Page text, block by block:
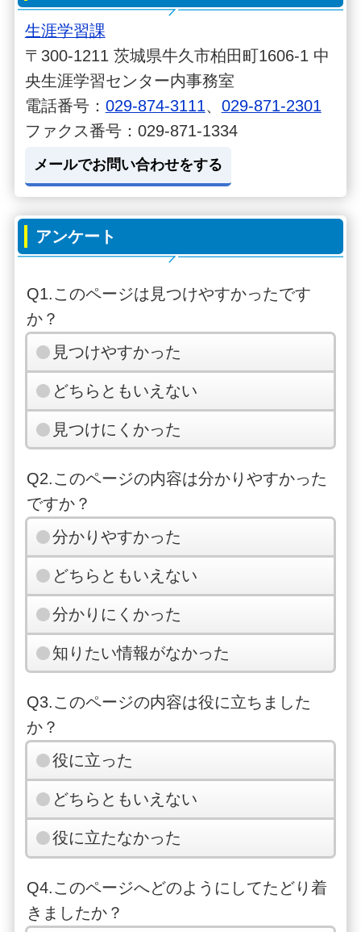
生涯学習課
〒300-1211 茨城県牛久市柏田町1606-1 中
央生涯学習センター内事務室
電話番号： 029-874-3111、 029-871-2301
ファクス番号：029-871-1334
メールでお問い合わせをする
アンケート
Q1.このページは見つけやすかったです
か？
見つけやすかった
どちらともいえない
見つけにくかった
Q2.このページの内容は分かりやすかった
ですか？
分かりやすかった
どちらともいえない
分かりにくかった
知りたい情報がなかった
Q3.このページの内容は役に立ちました
か？
役に立った
どちらともいえない
役に立たなかった
Q4.このページへどのようにしてたどり着
きましたか？